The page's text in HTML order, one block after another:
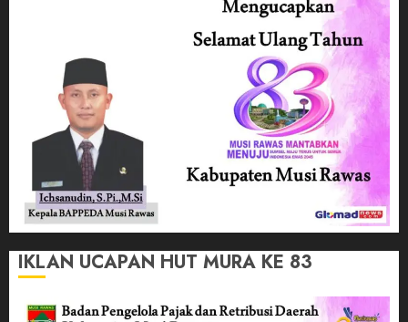
IKLAN UCAPAN HUT MURA KE 83